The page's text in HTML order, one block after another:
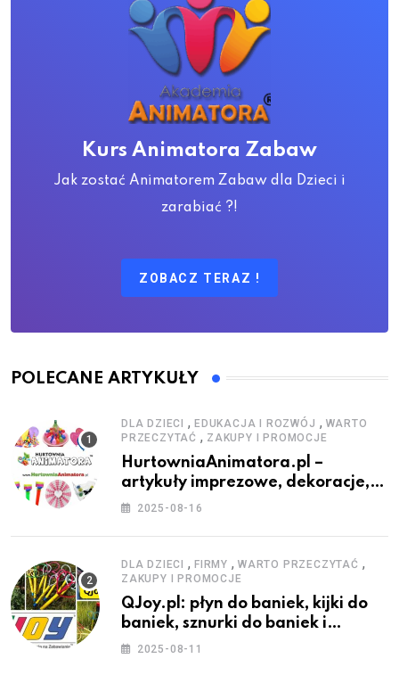
Kurs Animatora Zabaw
Jak zostać Animatorem Zabaw dla Dzieci i
zarabiać ?!
ZOBACZ TERAZ !
POLECANE ARTYKUŁY
DLA DZIECI , EDUKACJA I ROZWÓJ , WARTO
PRZECZYTAĆ , ZAKUPY I PROMOCJE
HurtowniaAnimatora.pl –
artykuły imprezowe, dekoracje,
stroje i akcesoria dla animatorów
2025-08-16
DLA DZIECI , FIRMY , WARTO PRZECZYTAĆ ,
ZAKUPY I PROMOCJE
QJoy.pl: płyn do baniek, kijki do
baniek, sznurki do baniek i
zestawy do baniek
2025-08-11